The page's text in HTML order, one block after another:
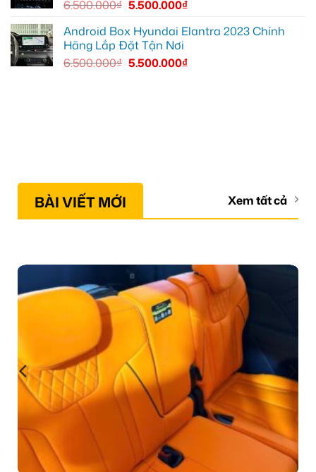
6.500.000₫ 5.500.000₫
Android Box Hyundai Elantra 2023 Chính
Hãng Lắp Đặt Tận Nơi
6.500.000₫ 5.500.000₫
BÀI VIẾT MỚI Xem tất cả